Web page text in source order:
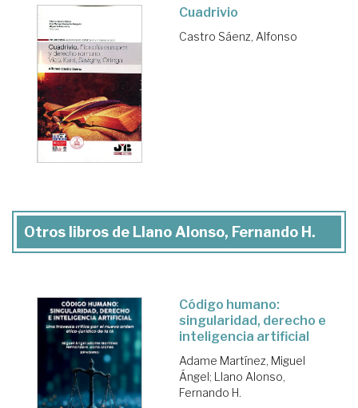
Cuadrivio
Castro Sáenz, Alfonso
Otros libros de Llano Alonso, Fernando H.
Código humano:
singularidad, derecho e
inteligencia artificial
Adame Martínez, Miguel
Ángel; Llano Alonso,
Fernando H.